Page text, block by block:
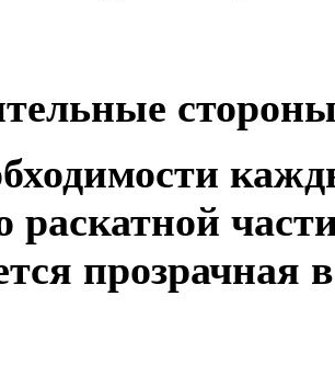
раскатной
прозрачная